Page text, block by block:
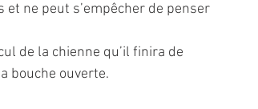
ne peut s’empêcher de penser
de la chienne qu’il finira de
bouche ouverte.